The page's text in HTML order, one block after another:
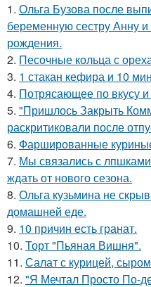
1. Ольга Бузова после
беременную сестру Анну
рождения.
2. Песочные кольца с
3. 1 стакан кефира и 10
4. Потрясающее по вкусу и
5. "Пришлось Закрыть
раскритиковали после
6. Фаршированные
7. Мы связались с
ждать от нового сезона.
8. Ольга кузьмина не
домашней еде.
9. 10 причин есть гранат.
10. Торт "Пьяная Вишня".
11. Салат с курицей,
12. "Я Мечтал Просто По-